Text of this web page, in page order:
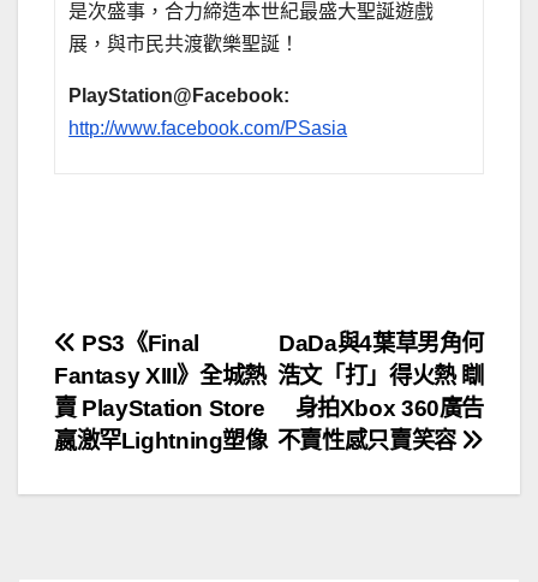
是次盛事，合力締造本世紀最盛大聖誕遊戲
展，與市民共渡歡樂聖誕！
PlayStation@Facebook:
http://www.facebook.com/PSasia
文
章
導
覽
DaDa與4葉草男角何
浩文「打」得火熱 瞓
身拍Xbox 360廣告
不賣性感只賣笑容
PS3《Final
Fantasy XIII》全城熱
賣 PlayStation Store
嬴激罕Lightning塑像